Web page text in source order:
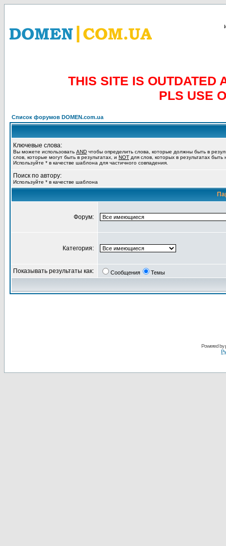
THIS SITE IS OUTDATED
PLS USE
Список форумов DOMEN.com.ua
Ключевые слова:
Вы можете использовать AND чтобы определить слова, которые должны быть в
слов, которые могут быть в результатах, и NOT для слов, которых в результатах
Используйте * в качестве шаблона для частичного совпадения.
Поиск по автору:
Используйте * в качестве шаблона
Форум:
Категория:
Показывать результаты как: Сообщения Темы
Powered by